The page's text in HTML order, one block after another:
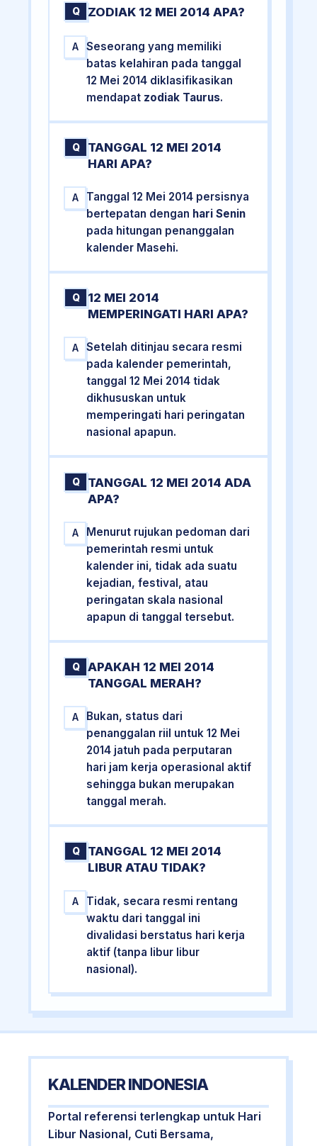
Q ZODIAK 12 MEI 2014 APA?
A
Seseorang yang memiliki
batas kelahiran pada tanggal
12 Mei 2014 diklasifikasikan
mendapat zodiak Taurus.
Q
TANGGAL 12 MEI 2014
HARI APA?
A
Tanggal 12 Mei 2014 persisnya
bertepatan dengan hari Senin
pada hitungan penanggalan
kalender Masehi.
Q
12 MEI 2014
MEMPERINGATI HARI APA?
A
Setelah ditinjau secara resmi
pada kalender pemerintah,
tanggal 12 Mei 2014 tidak
dikhususkan untuk
memperingati hari peringatan
nasional apapun.
Q
TANGGAL 12 MEI 2014 ADA
APA?
A
Menurut rujukan pedoman dari
pemerintah resmi untuk
kalender ini, tidak ada suatu
kejadian, festival, atau
peringatan skala nasional
apapun di tanggal tersebut.
Q
APAKAH 12 MEI 2014
TANGGAL MERAH?
A
Bukan, status dari
penanggalan riil untuk 12 Mei
2014 jatuh pada perputaran
hari jam kerja operasional aktif
sehingga bukan merupakan
tanggal merah.
Q
TANGGAL 12 MEI 2014
LIBUR ATAU TIDAK?
A
Tidak, secara resmi rentang
waktu dari tanggal ini
divalidasi berstatus hari kerja
aktif (tanpa libur libur
nasional).
KALENDER INDONESIA
Portal referensi terlengkap untuk Hari
Libur Nasional, Cuti Bersama,